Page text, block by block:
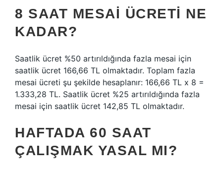
8 SAAT MESAI ÜCRETI NE
KADAR?
Saatlik ücret %50 artırıldığında fazla mesai için
saatlik ücret 166,66 TL olmaktadır. Toplam fazla
mesai ücreti şu şekilde hesaplanır: 166,66 TL x 8 =
1.333,28 TL. Saatlik ücret %25 artırıldığında fazla
mesai için saatlik ücret 142,85 TL olmaktadır.
HAFTADA 60 SAAT
ÇALIŞMAK YASAL MI?